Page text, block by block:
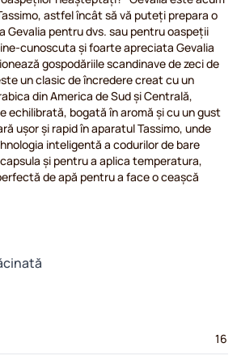
astfel încât să vă puteți prepara o
Gevalia pentru dvs. sau pentru oaspeții
cunoscuta și foarte apreciata Gevalia
gospodăriile scandinave de zeci de
un clasic de încredere creat cu un
din America de Sud și Centrală,
echilibrată, bogată în aromă și cu un gust
ușor și rapid în aparatul Tassimo, unde
inteligentă a codurilor de bare
și pentru a aplica temperatura,
de apă pentru a face o ceașcă
16